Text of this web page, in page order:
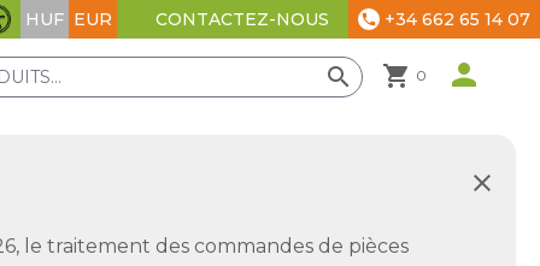
d'accessibilité
HUF EUR CONTACTEZ-NOUS phone +34 662 65 14 07
search shopping_cart 0 person
le traitement des commandes de pièces
close